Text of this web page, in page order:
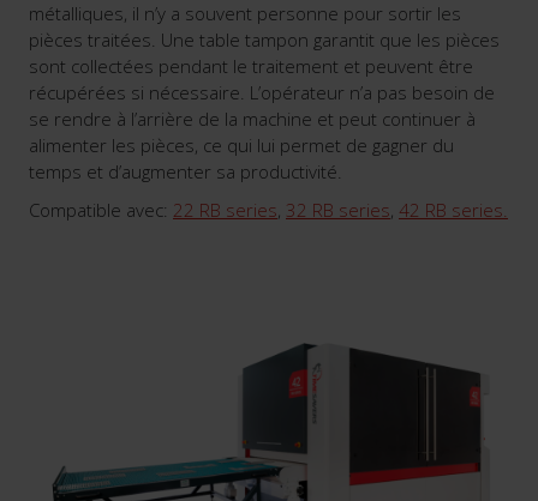
métalliques, il n’y a souvent personne pour sortir les
pièces traitées. Une table tampon garantit que les pièces
sont collectées pendant le traitement et peuvent être
récupérées si nécessaire. L’opérateur n’a pas besoin de
se rendre à l’arrière de la machine et peut continuer à
alimenter les pièces, ce qui lui permet de gagner du
temps et d’augmenter sa productivité.
Compatible avec: 22 RB series, 32 RB series, 42 RB series.